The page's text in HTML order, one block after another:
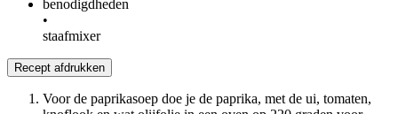
benodigdheden
•
staafmixer
Recept afdrukken
Voor de paprikasoep doe je de paprika, met de ui, tomaten,